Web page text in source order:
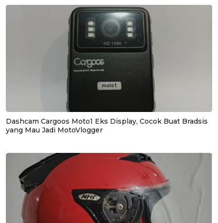
Dashcam Cargoos Moto1 Eks Display, Cocok Buat Bradsis
yang Mau Jadi MotoVlogger